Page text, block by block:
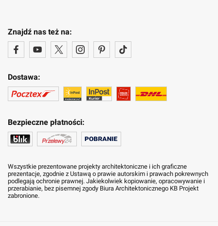
Znajdź nas też na:
Dostawa:
Bezpieczne płatności:
Wszystkie prezentowane projekty architektoniczne i ich graficzne
prezentacje, zgodnie z Ustawą o prawie autorskim i prawach pokrewnych
podlegają ochronie prawnej. Jakiekolwiek kopiowanie, opracowywanie i
przerabianie, bez pisemnej zgody Biura Architektonicznego KB Projekt
zabronione.